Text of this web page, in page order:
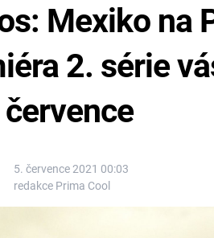
5. července 2021 00:03
redakce Prima Cool
Mexiko na
2. série